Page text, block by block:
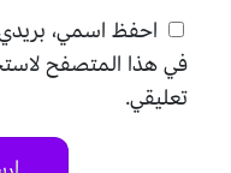
احفظ اسمي، بريدي
في هذا المتصفح
تعليقي.